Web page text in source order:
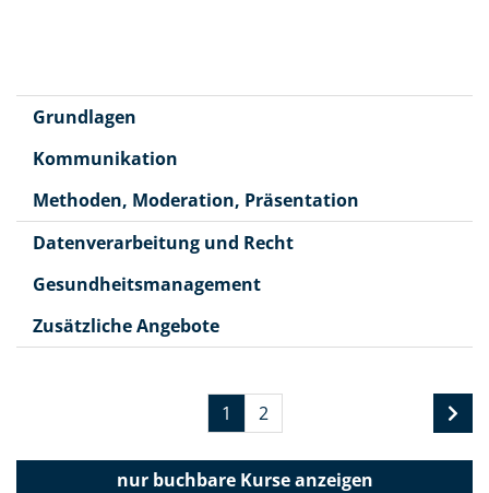
Grundlagen
Kommunikation
Methoden, Moderation, Präsentation
Datenverarbeitung und Recht
Gesundheitsmanagement
Zusätzliche Angebote
1 2
nur buchbareKurse anzeigen